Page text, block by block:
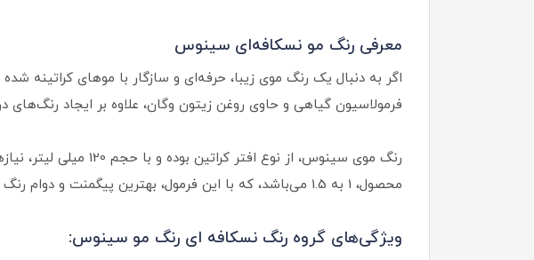
معرفی رنگ مو نسکافه‌ای سینوس
اگر به دنبال یک رنگ موی زیبا، حرفه‌ای و سازگار با موهای
فرمولاسیون گیاهی و حاوی روغن زیتون وگان، علاوه بر ایجاد
رنگ موی سینوس، از
محصول، 1 به 1.5 می‌باشد، که با این فرمول، بهترین پیگمنت و دوام رنگ را تجربه خواهید کرد.
ویژگی‌های گروه رنگ نسکافه ای رنگ مو سینوس: